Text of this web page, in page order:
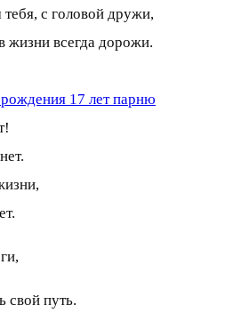
с головой дружи,
жизни всегда дорожи.
17 лет парню
свой путь.